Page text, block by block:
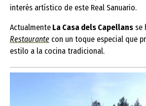
interés artístico de este Real Sanuario.
Actualmente La Casa dels Capellans se
Restaurante con un toque especial que
estilo a la cocina tradicional.